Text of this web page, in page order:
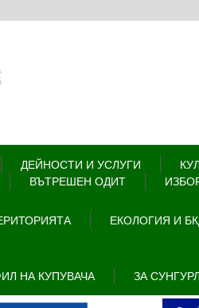
ДЕЙНОСТИ И УСЛУГИ
ВЪТРЕШЕН ОДИТ
ЕКОЛОГИЯ И
НА КУПУВАЧА ЗА